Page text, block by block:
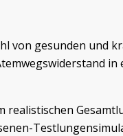
von gesunden und
realistischen